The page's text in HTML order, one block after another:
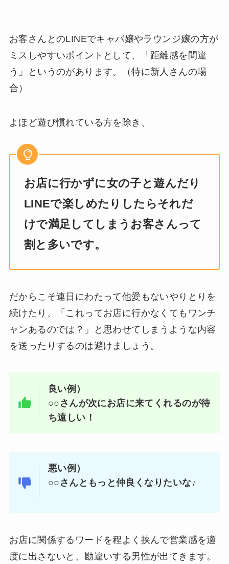
お客さんとのLINEでキャバ嬢やラウンジ嬢の方が
ミスしやすいポイントとして、「距離感を間違
う」というのがあります。（特に新人さんの場
合）
よほど遊び慣れている方を除き、
お店に行かずに女の子と遊んだり
LINEで楽しめたりしたらそれだ
けで満足してしまうお客さんって
割と多いです。
だからこそ連日にわたって他愛もないやりとりを
続けたり、「これってお店に行かなくてもワンチ
ャンあるのでは？」と思わせてしまうような内容
を送ったりするのは避けましょう。
良い例）
○○さんが次にお店に来てくれるのが待
ち遠しい！
悪い例）
○○さんともっと仲良くなりたいな♪
お店に関係するワードを程よく挟んで営業感を適
度に出さないと、勘違いする男性が出てきます。